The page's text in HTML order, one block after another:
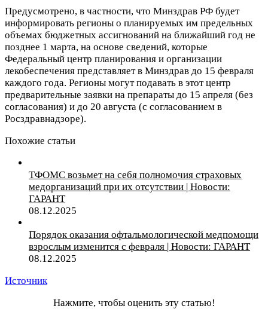
Предусмотрено, в частности, что Минздрав РФ будет
информировать регионы о планируемых им предельных
объемах бюджетных ассигнований на ближайший год не
позднее 1 марта, на основе сведений, которые
Федеральный центр планирования и организации
лекобеспечения представляет в Минздрав до 15 февраля
каждого года. Регионы могут подавать в этот центр
предварительные заявки на препараты до 15 апреля (без
согласования) и до 20 августа (с согласованием в
Росздравнадзоре).
Похожие статьи
ТФОМС возьмет на себя полномочия страховых
медорганизаций при их отсутствии | Новости:
ГАРАНТ
08.12.2025
Порядок оказания офтальмологической медпомощи
взрослым изменится с февраля | Новости: ГАРАНТ
08.12.2025
Источник
Нажмите, чтобы оценить эту статью!